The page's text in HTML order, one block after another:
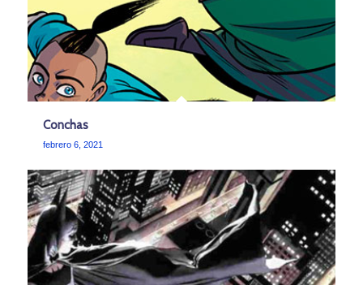
Conchas
febrero 6, 2021